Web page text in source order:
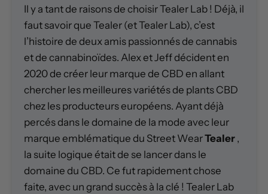
Il y a tant de raisons de choisir Tealer Lab ! Déjà, il
faut savoir que Tealer (et Tealer Lab), c’est
l’histoire de deux amis passionnés de cannabis
et de cannabinoïdes. Alex et Jeff décident en
2020 de créer leur marque de CBD en allant
chercher les meilleures variétés de plants CBD
chez les producteurs européens. Ayant déjà
percés dans le domaine de la mode avec leur
marque emblématique du Street WearTealer ,
la suite logique était de se lancer dans le
domaine du CBD. Ce fut rapidement chose
faite, avec un grand succès à la clé ! Tealer Lab